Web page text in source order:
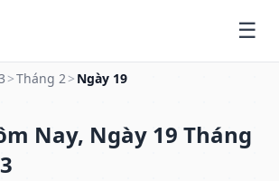
>Tháng 2> Ngày 19
Nay, Ngày 19 Tháng